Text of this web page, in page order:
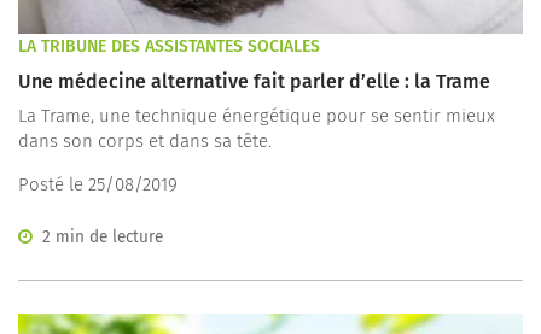
LA TRIBUNE DES ASSISTANTES SOCIALES
Une médecine alternative fait parler d’elle : la Trame
La Trame, une technique énergétique pour se sentir mieux
dans son corps et dans sa tête.
Posté le 25/08/2019
2 min de lecture